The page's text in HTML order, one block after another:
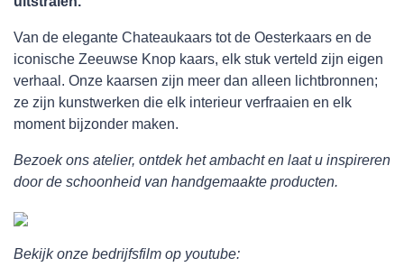
Van de elegante Chateaukaars tot de Oesterkaars en de
iconische Zeeuwse Knop kaars, elk stuk verteld zijn eigen
verhaal. Onze kaarsen zijn meer dan alleen lichtbronnen;
ze zijn kunstwerken die elk interieur verfraaien en elk
moment bijzonder maken.
Bezoek ons atelier, ontdek het ambacht en laat u inspireren
door de schoonheid van handgemaakte producten.
Bekijk onze bedrijfsfilm op youtube: